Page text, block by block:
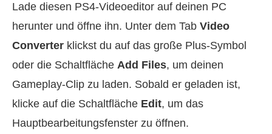
Lade diesen PS4‑Videoeditor auf deinen PC
herunter und öffne ihn. Unter dem Tab Video
Converter klickst du auf das große Plus‑Symbol
oder die Schaltfläche Add Files, um deinen
Gameplay‑Clip zu laden. Sobald er geladen ist,
klicke auf die Schaltfläche Edit, um das
Hauptbearbeitungsfenster zu öffnen.